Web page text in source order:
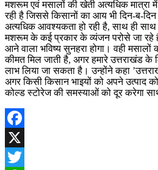
मशरूम एवं मसालों की खेती अत्यधिक मात्रा
रही है जिससे किसानों का आय भी दिन-ब-
अत्यधिक आवश्यकता हो रही है, साथ ही
मशरूम के कई प्रकार के व्यंजन परोसे जा रहे
आने वाला भविष्य सुनहरा होगा। वही मसालों
कीमत मिल जाती है, अगर हमारे उत्तराखंड
लाभ लिया जा सकता है। उन्होंने कहा
अगर किसी किसान भाइयों को अपने उत्पाद
कोल्ड स्टोरेज की समस्याओं को दूर करेगा
Facebook
X